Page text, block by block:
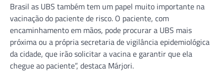
Brasil as UBS também tem um papel muito importante na
vacinação do paciente de risco. O paciente, com
encaminhamento em mãos, pode procurar a UBS mais
próxima ou a própria secretaria de vigilância epidemiológica
da cidade, que irão solicitar a vacina e garantir que ela
chegue ao paciente”, destaca Márjori.